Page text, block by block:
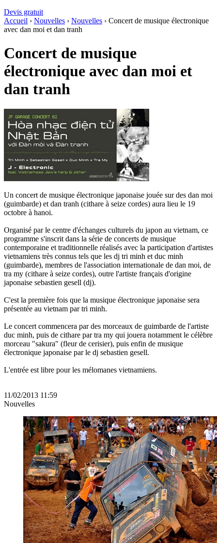
Devis gratuit
Accueil › Nouvelles › Nouvelles › Concert de musique électronique
avec dan moi et dan tranh
Concert de musique
électronique avec dan moi et
dan tranh
Un concert de musique électronique japonaise jouée sur des dan moi
(guimbarde) et dan tranh (cithare à seize cordes) aura lieu le 19
octobre à hanoi.
Organisé par le centre d'échanges culturels du japon au vietnam, ce
programme s'inscrit dans la série de concerts de musique
contemporaine et traditionnelle réalisés avec la participation d'artistes
vietnamiens très connus tels que les dj tri minh et duc minh
(guimbarde), membres de l'association internationale de dan moi, de
tra my (cithare à seize cordes), outre l'artiste français d'origine
japonaise sebastien gesell (dj).
C'est la première fois que la musique électronique japonaise sera
présentée au vietnam par tri minh.
Le concert commencera par des morceaux de guimbarde de l'artiste
duc minh, puis de cithare par tra my qui jouera notamment le célèbre
morceau "sakura" (fleur de cerisier), puis enfin de musique
électronique japonaise par le dj sebastien gesell.
L'entrée est libre pour les mélomanes vietnamiens.
11/02/2013 11:59
Nouvelles